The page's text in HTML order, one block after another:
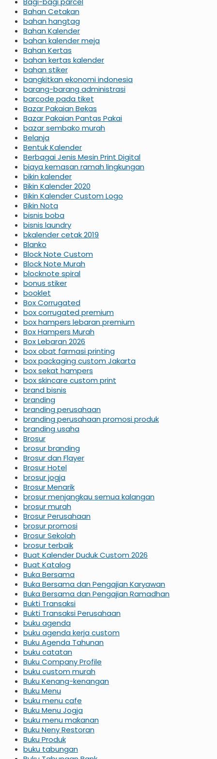
Bahan Cetakan
bahan hangtag
Bahan Kalender
bahan kalender meja
Bahan Kertas
bahan kertas kalender
bahan stiker
bangkitkan ekonomi indonesia
barang-barang administrasi
barcode pada tiket
Bazar Pakaian Bekas
Bazar Pakaian Pantas Pakai
bazar sembako murah
Belanja
Bentuk Kalender
Berbagai Jenis Mesin Print Digital
biaya kemasan ramah lingkungan
bikin kalender
Bikin Kalender 2020
Bikin Kalender Custom Logo
Bikin Nota
bisnis boba
bisnis laundry
bkalender cetak 2019
Blanko
Block Note Custom
Block Note Murah
blocknote spiral
bonus stiker
booklet
Box Corrugated
box corrugated premium
box hampers lebaran premium
Box Hampers Murah
Box Lebaran 2026
box obat farmasi printing
box packaging custom Jakarta
box sekat hampers
box skincare custom print
brand bisnis
branding
branding perusahaan
branding perusahaan promosi produk
branding usaha
Brosur
brosur branding
Brosur dan Flayer
Brosur Hotel
brosur jogja
Brosur Menarik
brosur menjangkau semua kalangan
brosur murah
Brosur Perusahaan
brosur promosi
Brosur Sekolah
brosur terbaik
Buat Kalender Duduk Custom 2026
Buat Katalog
Buka Bersama
Buka Bersama dan Pengajian Karyawan
Buka Bersama dan Pengajian Ramadhan
Bukti Transaksi
Bukti Transaksi Perusahaan
buku agenda
buku agenda kerja custom
Buku Agenda Tahunan
buku catatan
Buku Company Profile
buku custom murah
Buku Kenang-kenangan
Buku Menu
buku menu cafe
Buku Menu Jogja
buku menu makanan
Buku Neny Restoran
Buku Produk
buku tabungan